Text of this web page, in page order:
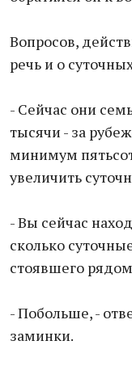
Вопросов,
речь и о
- Сейчас они
тысячи - за
минимум
увеличить
- Вы сейчас
сколько
стоявшего
- Побольше, -
заминки.